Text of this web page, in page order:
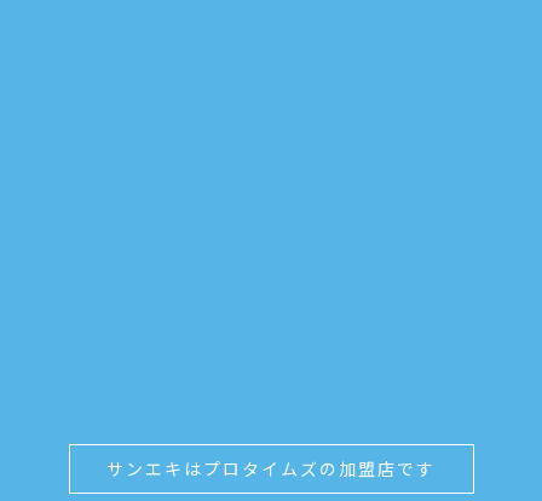
サンエキはプロタイムズの加盟店です